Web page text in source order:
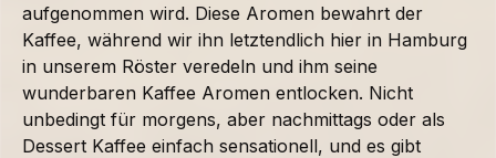
aufgenommen wird. Diese Aromen bewahrt der
Kaffee, während wir ihn letztendlich hier in Hamburg
in unserem Röster veredeln und ihm seine
wunderbaren Kaffee Aromen entlocken. Nicht
unbedingt für morgens, aber nachmittags oder als
Dessert Kaffee einfach sensationell, und es gibt